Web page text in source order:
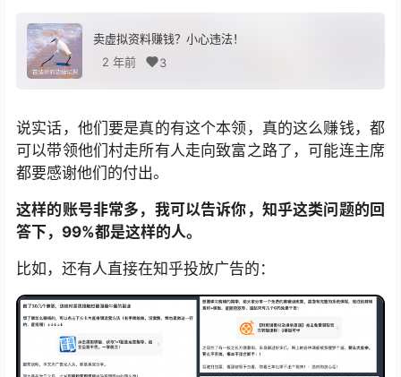
卖虚拟资料赚钱？小心违法！
2 年前
3
说实话，他们要是真的有这个本领，真的这么赚钱，都
可以带领他们村走所有人走向致富之路了，可能连主席
都要感谢他们的付出。
这样的账号非常多，我可以告诉你，知乎这类问题的回
答下，99%都是这样的人。
比如，还有人直接在知乎投放广告的：